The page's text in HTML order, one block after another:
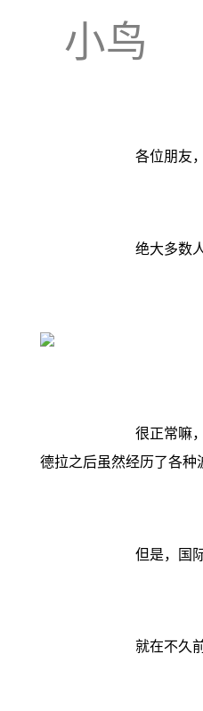
小鸟
各位朋友
绝大多数
很正常嘛
德拉之后虽然经历了各种
但是，国
就在不久